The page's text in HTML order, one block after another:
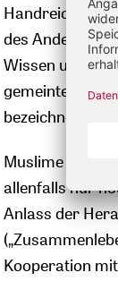
Handreichung
des Anderen
Wissen und
gemeintes –
bezeichnen
Muslime waren
allenfalls nur
Anlass der
Kooperation